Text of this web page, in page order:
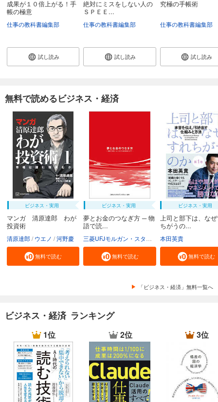
成果が１０倍上がる！手
帳の極意
仕事の教科書編集部
試し読み
絶対にミスをしない人の
ＳＰＥＥ...
仕事の教科書編集部
試し読み
究極の手帳術
仕事の教科書編集部
試し読み
無料で読めるビジネス・経済
ビジネス・実用
マンガ 清原達郎 わが
投資術
清原達郎 ウエノ 河野慶
無料で読む
ビジネス・実用
夢とお金のつなぎ方 ─ 物
語で読...
無料で読む
ビジネス・実用
上司と部下は、な
ちがうの...
本田英貴
無料で読む
「ビジネス・経済」無料一覧へ
ビジネス・経済 ランキング
1位 2位 3位